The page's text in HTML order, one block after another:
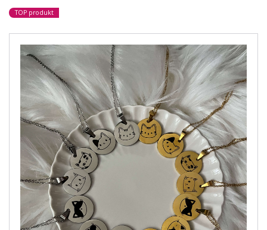
TOP produkt